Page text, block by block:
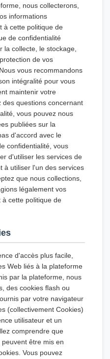
nous collecterons,
informations
à cette politique de
de confidentialité
la collecte, le stockage,
de vos
vous recommandons
intégralité pour vous
maintenir votre
des questions concernant
vous pouvez nous
publiées sur la
d'accord avec le
confidentialité, vous
d'utiliser les services de
à utiliser l'un des services
que nous collections,
légalement vos
cette politique de
d'accès plus facile,
Web liés à la plateforme
par la plateforme, nous
des cookies flash ou
par votre navigateur
(collectivement Cookies)
utilisateur et un
comprendre que
être mis en
Vous pouvez